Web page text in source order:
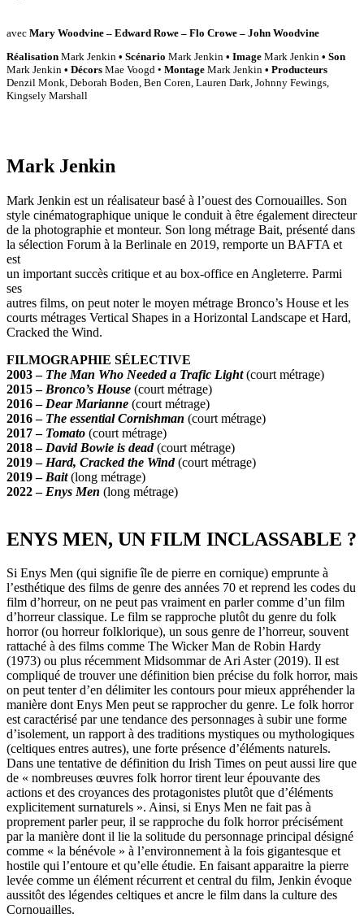
avec Mary Woodvine – Edward Rowe – Flo Crowe – John Woodvine
Réalisation Mark Jenkin • Scénario Mark Jenkin • Image Mark Jenkin • Son
Mark Jenkin • Décors Mae Voogd • Montage Mark Jenkin • Producteurs
Denzil Monk, Deborah Boden, Ben Coren, Lauren Dark, Johnny Fewings,
Kingsely Marshall
Mark Jenkin
Mark Jenkin est un réalisateur basé à l’ouest des Cornouailles. Son
style cinématographique unique le conduit à être également directeur
de la photographie et monteur. Son long métrage Bait, présenté dans
la sélection Forum à la Berlinale en 2019, remporte un BAFTA et
est
un important succès critique et au box-office en Angleterre. Parmi
ses
autres films, on peut noter le moyen métrage Bronco’s House et les
courts métrages Vertical Shapes in a Horizontal Landscape et Hard,
Cracked the Wind.
FILMOGRAPHIE SÉLECTIVE
2003 – The Man Who Needed a Trafic Light(court métrage)
2015 – Bronco’s House (court métrage)
2016 – Dear Marianne (court métrage)
2016 – The essential Cornishman (court métrage)
2017 – Tomato (court métrage)
2018 – David Bowie is dead(court métrage)
2019 –Hard, Cracked the Wind (court métrage)
2019 – Bait(long métrage)
2022 – Enys Men (long métrage)
ENYS MEN, UN FILM INCLASSABLE ?
Si Enys Men (qui signifie île de pierre en cornique) emprunte à
l’esthétique des films de genre des années 70 et reprend les codes du
film d’horreur, on ne peut pas vraiment en parler comme d’un film
d’horreur classique. Le film se rapproche plutôt du genre du folk
horror (ou horreur folklorique), un sous genre de l’horreur, souvent
rattaché à des films comme The Wicker Man de Robin Hardy
(1973) ou plus récemment Midsommar de Ari Aster (2019). Il est
compliqué de trouver une définition bien précise du folk horror, mais
on peut tenter d’en délimiter les contours pour mieux appréhender la
manière dont Enys Men peut se rapprocher du genre. Le folk horror
est caractérisé par une tendance des personnages à subir une forme
d’isolement, un rapport à des traditions mystiques ou mythologiques
(celtiques entres autres), une forte présence d’éléments naturels.
Dans une tentative de définition du Irish Times on peut aussi lire que
de « nombreuses œuvres folk horror tirent leur épouvante des
actions et des croyances des protagonistes plutôt que d’éléments
explicitement surnaturels ». Ainsi, si Enys Men ne fait pas à
proprement parler peur, il se rapproche du folk horror précisément
par la manière dont il lie la solitude du personnage principal désigné
comme « la bénévole » à l’environnement à la fois gigantesque et
hostile qui l’entoure et qu’elle étudie. En faisant apparaitre la pierre
levée comme un élément récurrent et central du film, Jenkin évoque
aussitôt des légendes celtiques et ancre le film dans la culture des
Cornouailles.